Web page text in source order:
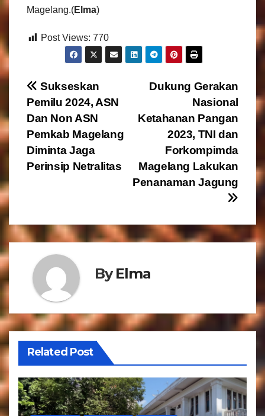
Magelang.(Elma)
Post Views: 770
N
a
v
i
s
p
o
s
Dukung Gerakan
Nasional
Ketahanan Pangan
2023, TNI dan
Forkompimda
Magelang Lakukan
Penanaman Jagung
Sukseskan
Pemilu 2024, ASN
Dan Non ASN
Pemkab Magelang
Diminta Jaga
Perinsip Netralitas
ByElma
Related Post